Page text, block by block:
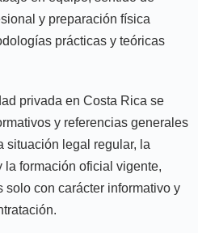
y preparación física
prácticas y teóricas
privada en Costa Rica se
y referencias generales
situación legal regular, la
formación oficial vigente,
con carácter informativo y